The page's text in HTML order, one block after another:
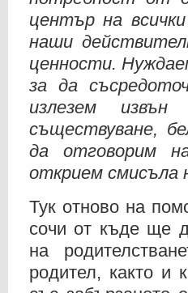
център на
наши
ценности.
за да
излезем
съществуване,
да отговорим
открием смисъла
Тук отново на
сочи от къде ще
на
родител, както